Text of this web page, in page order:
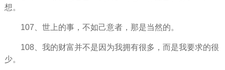
想。
107、世上的事，不如己意者，那是当然的。
108、我的财富并不是因为我拥有很多，而是我要求的很
少。